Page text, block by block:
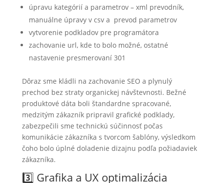
úpravu kategórií a parametrov – xml prevodník,
manuálne úpravy v csv a prevod parametrov
vytvorenie podkladov pre programátora
zachovanie url, kde to bolo možné, ostatné
nastavenie presmerovaní 301
Dôraz sme kládli na zachovanie SEO a plynulý
prechod bez straty organickej návštevnosti. Bežné
produktové dáta boli štandardne spracované,
medzitým zákazník pripravil grafické podklady,
zabezpečili sme technickú súčinnosť počas
komunikácie zákazníka s tvorcom šablóny, výsledkom
čoho bolo úplné doladenie dizajnu podľa požiadaviek
zákazníka.
3️⃣ Grafika a UX optimalizácia